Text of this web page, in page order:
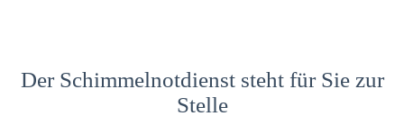
Der Schimmelnotdienst steht für Sie zur
Stelle